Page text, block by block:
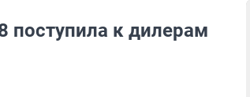
поступила к дилерам